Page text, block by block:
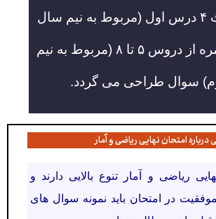
نمره از مباحث ۴ درس اول (مربوط به نیم سال
نخست) و ۷ نمره از دروس ۵ تا ۸ (مربوط به نیم
سوال طراحی می گردد.
درباره امتحان نهایی ریاضی و آمار
ریاضی و آمار تنوع بالایی دارند و
در امتحان باید نمونه سوال های